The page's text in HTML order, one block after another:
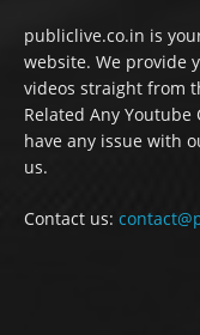
publiclive.co.in is
website. We provide
videos straight from
Related Any
have any issue with
us.
Contact us: